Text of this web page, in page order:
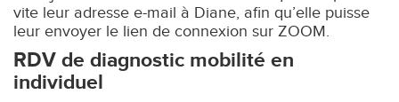
vite leur adresse e-mail à Diane, afin qu’elle puisse
leur envoyer le lien de connexion sur ZOOM.
RDV de diagnostic mobilité en
individuel